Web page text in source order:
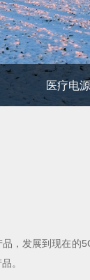
医疗电源
，发展到现在
。